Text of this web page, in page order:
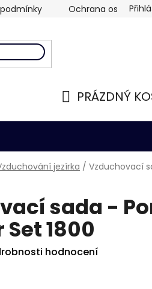
Ochrana osobních
PRÁZDNÝ
jezírka / Vzduchovací
sada -
1800
hodnocení